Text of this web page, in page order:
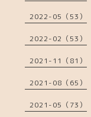
2022-05（53）
2022-02（53）
2021-11（81）
2021-08（65）
2021-05（73）